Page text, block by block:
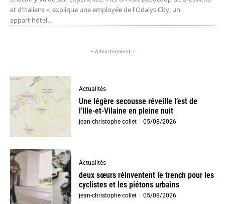
et d'Italiens », explique une employée de l'Odalys City, un
appart'hôtel...
- Advertisement -
Actualités
Une légère secousse réveille l’est de
l’Ille-et-Vilaine en pleine nuit
jean-christophe collet - 05/08/2026
Actualités
deux sœurs réinventent le trench pour les
cyclistes et les piétons urbains
jean-christophe collet - 05/08/2026